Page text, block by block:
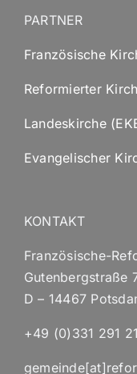
PARTNER
Französische
Reformierter
Landeskirche
Evangelischer
KONTAKT
Französische-
Gutenbergstraße
D – 14467
+49 (0)331 291